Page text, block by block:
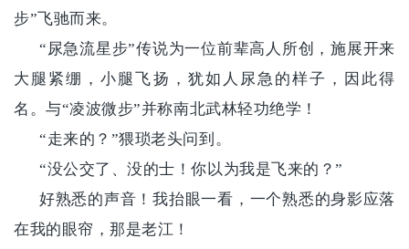
步”飞驰而来。
“尿急流星步”传说为一位前辈高人所创，施展开来
大腿紧绷，小腿飞扬，犹如人尿急的样子，因此得
名。与“凌波微步”并称南北武林轻功绝学！
“走来的？”猥琐老头问到。
“没公交了、没的士！你以为我是飞来的？”
好熟悉的声音！我抬眼一看，一个熟悉的身影应落
在我的眼帘，那是老江！